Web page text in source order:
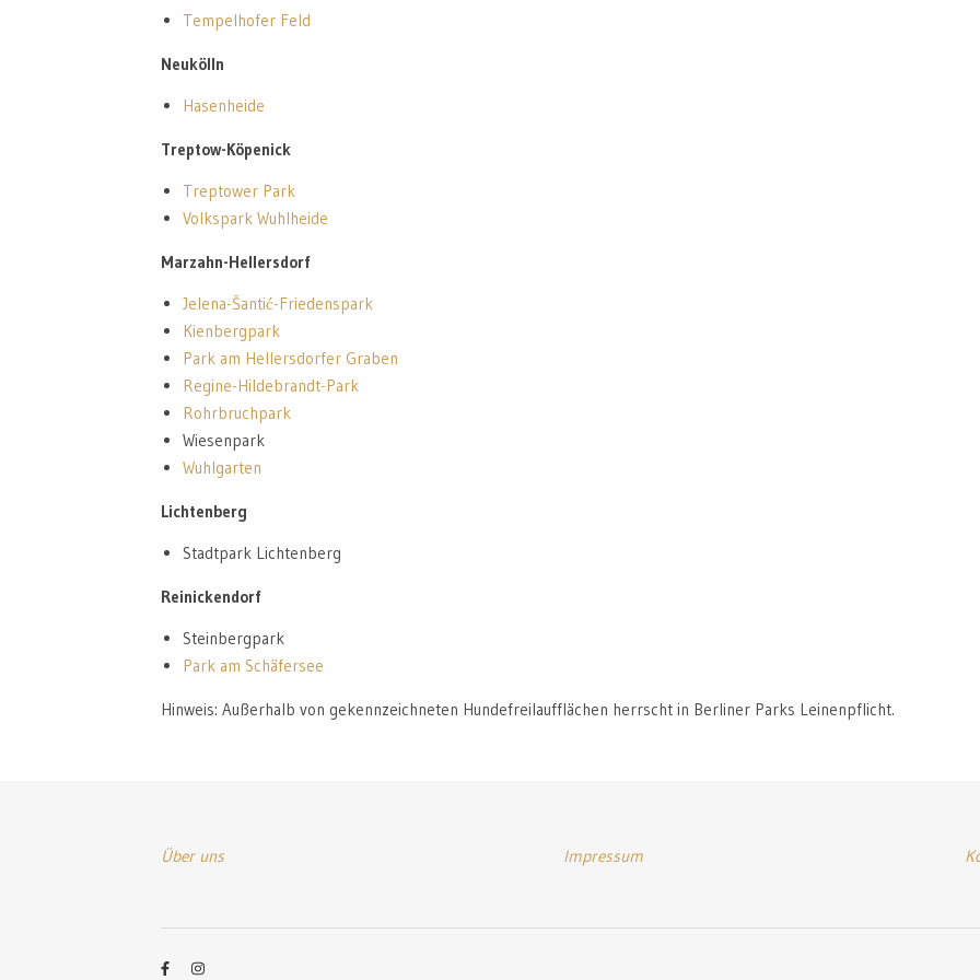
Tempelhofer Feld
Neukölln
Hasenheide
Treptow-Köpenick
Treptower Park
Volkspark Wuhlheide
Marzahn-Hellersdorf
Jelena-Šantić-Friedenspark
Kienbergpark
Park am Hellersdorfer Graben
Regine-Hildebrandt-Park
Rohrbruchpark
Wiesenpark
Wuhlgarten
Lichtenberg
Stadtpark Lichtenberg
Reinickendorf
Steinbergpark
Park am Schäfersee
Hinweis: Außerhalb von gekennzeichneten Hundefreilaufflächen herrscht in Berliner Parks Leinenpflicht.
Über uns Impressum